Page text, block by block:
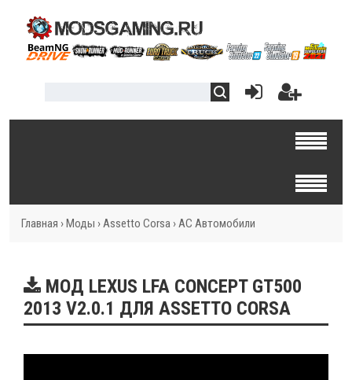
Главная › Моды ›Assetto Corsa ›AC Автомобили
МОД LEXUS LFA CONCEPT GT500
2013 V2.0.1 ДЛЯ ASSETTO CORSA